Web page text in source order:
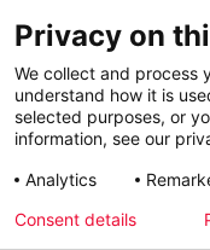
My solutions
Privacy on
We collect and process
understand how it is
selected purposes, or
information, see our
Analytics
Consent details